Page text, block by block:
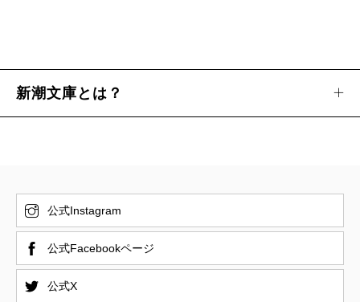
新潮文庫とは？
公式Instagram
公式Facebookページ
公式X